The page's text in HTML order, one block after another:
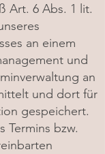
Art. 6 Abs. 1 lit.
an einem
und
an
und dort für
gespeichert.
Termins bzw.